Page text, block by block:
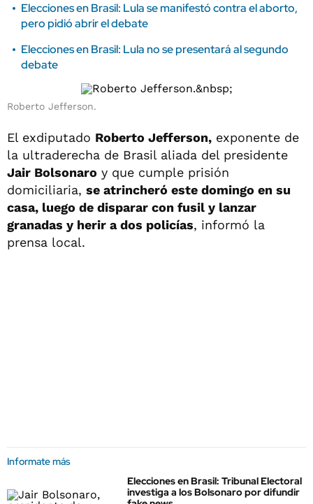
Elecciones en Brasil: Lula se manifestó contra el aborto,
pero pidió abrir el debate
Elecciones en Brasil: Lula no se presentará al segundo
debate
Roberto Jefferson.
El exdiputado Roberto Jefferson, exponente de
la ultraderecha de Brasil aliada del presidente
Jair Bolsonaro y que cumple prisión
domiciliaria, se atrincheró este domingo en su
casa, luego de disparar con fusil y lanzar
granadas y herir a dos policías, informó la
prensa local.
Informate más
Elecciones en Brasil: Tribunal Electoral
investiga a los Bolsonaro por difundir